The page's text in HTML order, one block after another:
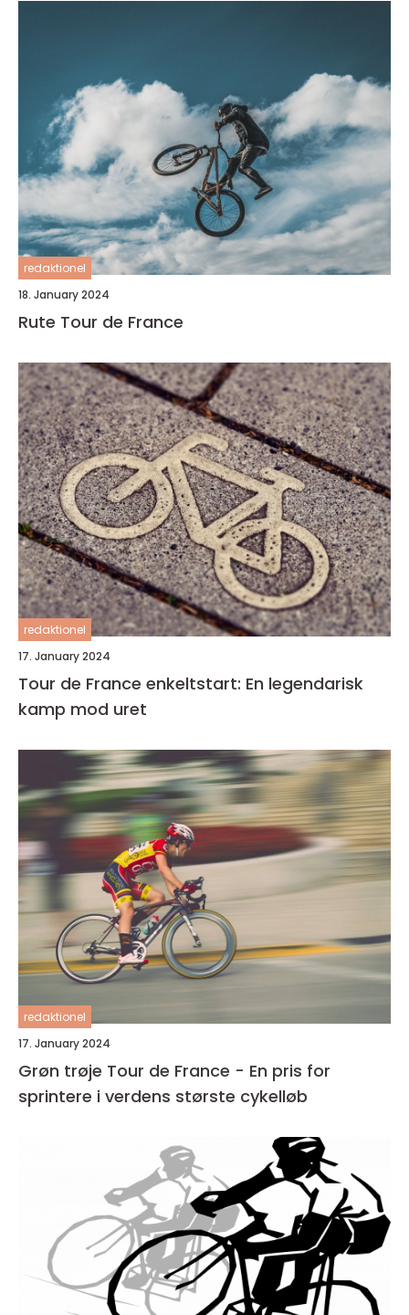
redaktionel
18. January 2024
Rute Tour de France
redaktionel
17. January 2024
Tour de France enkeltstart: En legendarisk
kamp mod uret
redaktionel
17. January 2024
Grøn trøje Tour de France - En pris for
sprintere i verdens største cykelløb